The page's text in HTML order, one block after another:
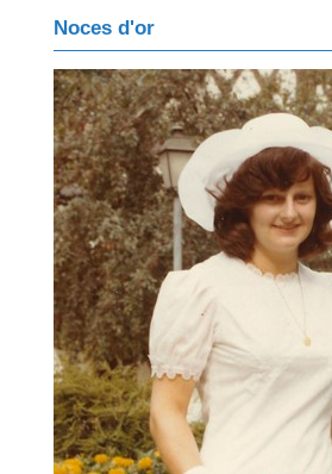
Noces d'or